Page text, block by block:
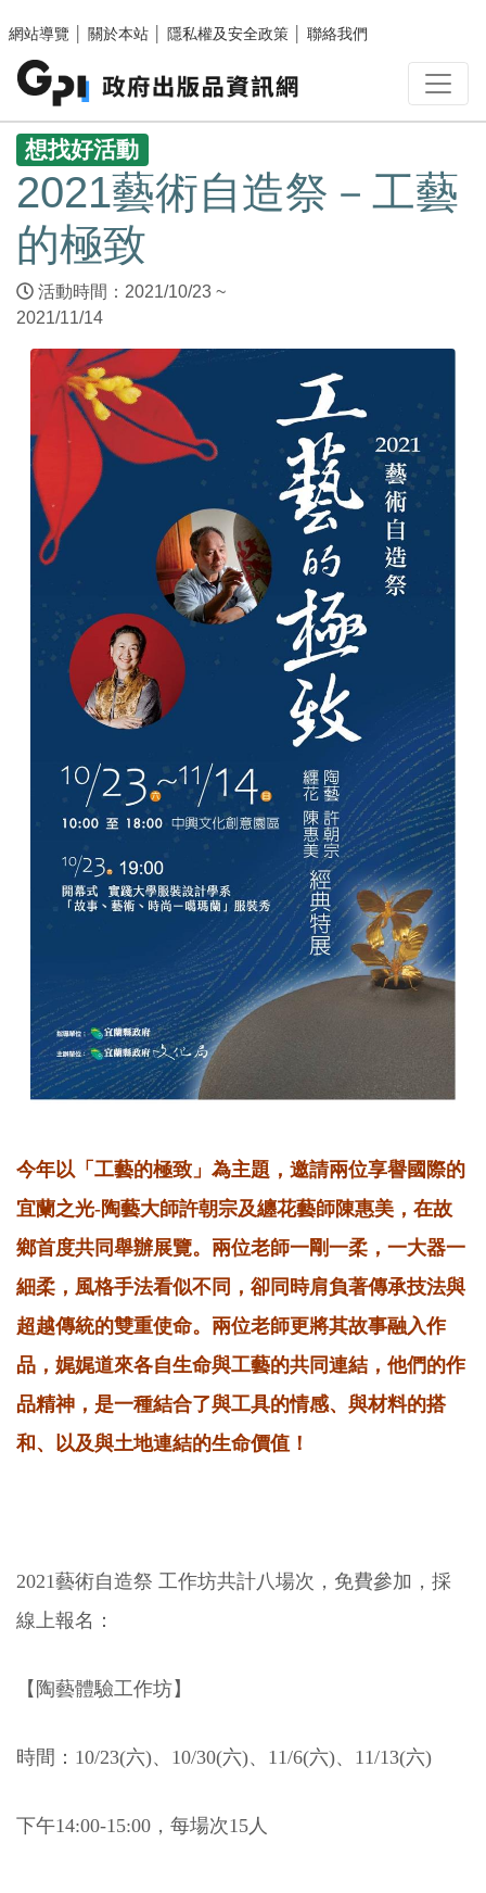
網站導覽
關於本站 隱私權及安全政策 聯絡我們
:::
想找好活動
2021藝術自造祭－工藝
的極致
活動時間：2021/10/23 ~
2021/11/14
今年以「工藝的極致」為主題，邀請兩位享譽國際的
宜蘭之光-陶藝大師許朝宗及纏花藝師陳惠美，在故
鄉首度共同舉辦展覽。兩位老師一剛一柔，一大器一
細柔，風格手法看似不同，卻同時肩負著傳承技法與
超越傳統的雙重使命。兩位老師更將其故事融入作
品，娓娓道來各自生命與工藝的共同連結，他們的作
品精神，是一種結合了與工具的情感、與材料的搭
和、以及與土地連結的生命價值！
2021藝術自造祭 工作坊共計八場次，免費參加，採
線上報名：
【陶藝體驗工作坊】
時間：10/23(六)、10/30(六)、11/6(六)、11/13(六)
下午14:00-15:00，每場次15人